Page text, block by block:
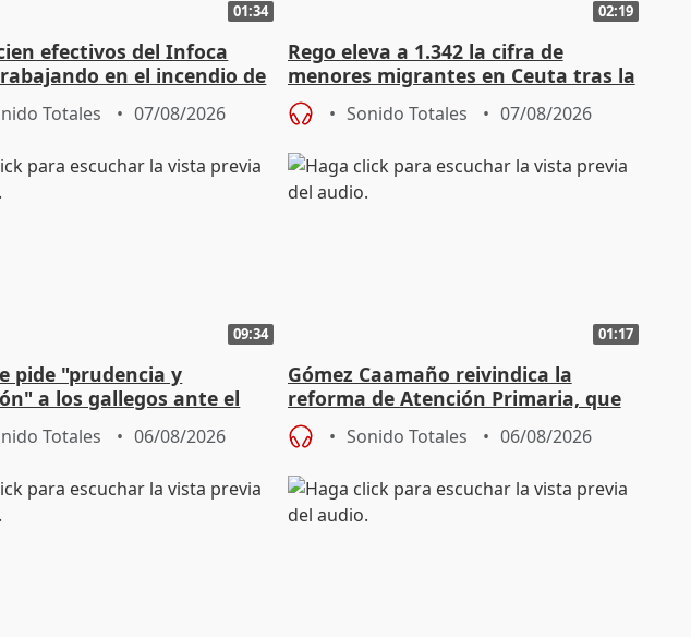
01:34
efectivos del Infoca
en el incendio de
Totales 07/08/2026
02:19
Rego eleva a 1.342 la cifra de
menores migrantes en Ceuta tras la
entrada masiva
Sonido Totales 07/08/2026
09:34
pide "prudencia y
a los gallegos ante el
12 de agosto
Totales 06/08/2026
01:17
Gómez Caamaño reivindica la
reforma de Atención Primaria, que
reforzará la autogestión
Sonido Totales 06/08/2026